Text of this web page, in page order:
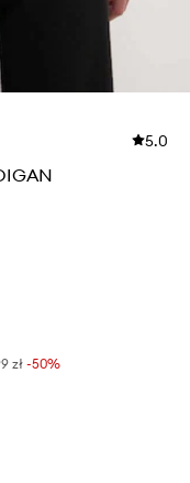
5.0
zł -50%